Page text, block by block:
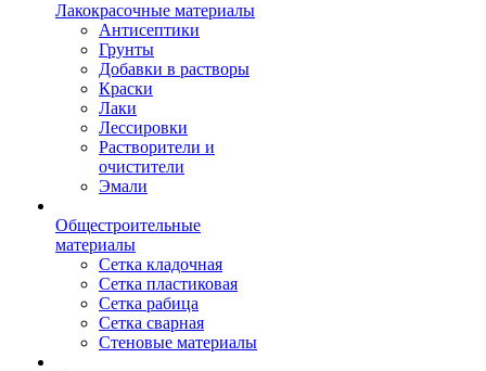
Лакокрасочные материалы
Антисептики
Грунты
Добавки в растворы
Краски
Лаки
Лессировки
Растворители и
очистители
Эмали
Общестроительные
материалы
Сетка кладочная
Сетка пластиковая
Сетка рабица
Сетка сварная
Стеновые материалы